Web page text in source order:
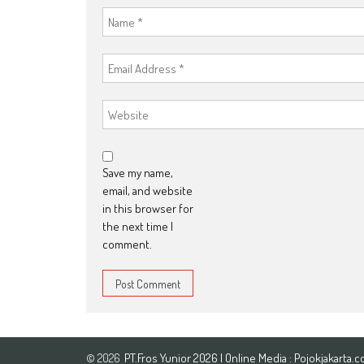
Save my name,
email, and website
in this browser for
the next time I
comment.
© 2026 PT.Fros Yunior2026 | Online Media :